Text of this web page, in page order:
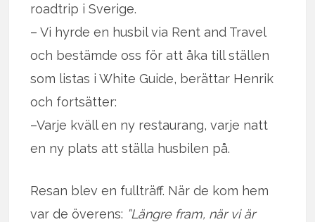
roadtrip i Sverige.
– Vi hyrde en husbil via Rent and Travel
och bestämde oss för att åka till ställen
som listas i White Guide, berättar Henrik
och fortsätter:
–Varje kväll en ny restaurang, varje natt
en ny plats att ställa husbilen på.
Resan blev en fullträff. När de kom hem
var de överens: ”Längre fram, när vi är